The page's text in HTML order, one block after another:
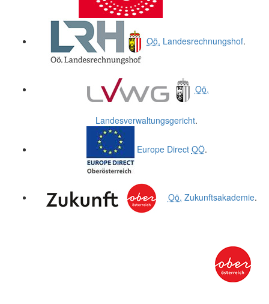
Oö. Landesrechnungshof.
Oö.
Landesverwaltungsgericht.
Europe Direct OÖ.
Oö. Zukunftsakademie.